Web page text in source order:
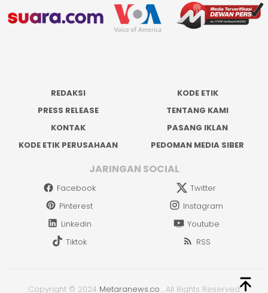
REDAKSI
KODE ETIK
PRESS RELEASE
TENTANG KAMI
KONTAK
PASANG IKLAN
KODE ETIK PERUSAHAAN
PEDOMAN MEDIA SIBER
JARINGAN SOCIAL
Facebook
Twitter
Pinterest
Instagram
Linkedin
Youtube
Tiktok
RSS
Copyright © 2024 Metaranews.co . All Rights Reserved